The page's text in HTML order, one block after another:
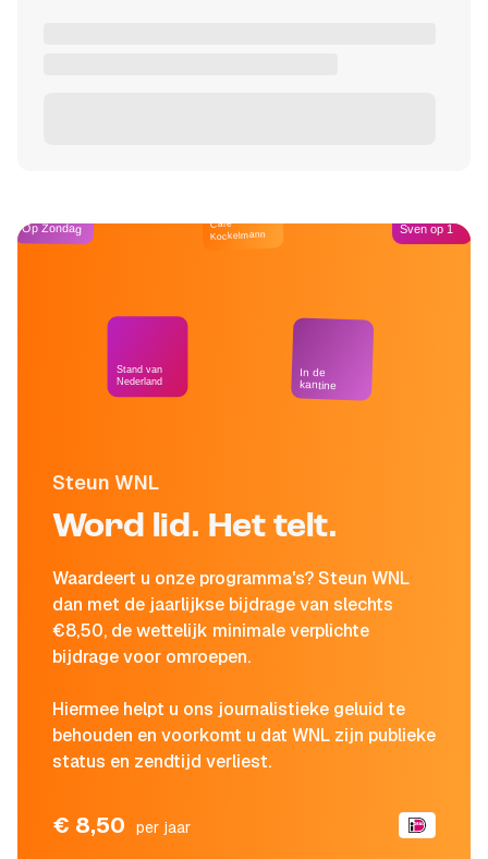
Steun WNL
Word lid. Het telt.
Waardeert u onze programma's? Steun WNL
dan met de jaarlijkse bijdrage van slechts
€8,50, de wettelijk minimale verplichte
bijdrage voor omroepen.
Hiermee helpt u ons journalistieke geluid te
behouden en voorkomt u dat WNL zijn publieke
status en zendtijd verliest.
€ 8,50 per jaar
Op Zondag
Stand van
Nederland
Café
Kockelmann
In de
kantine
Sven op 1